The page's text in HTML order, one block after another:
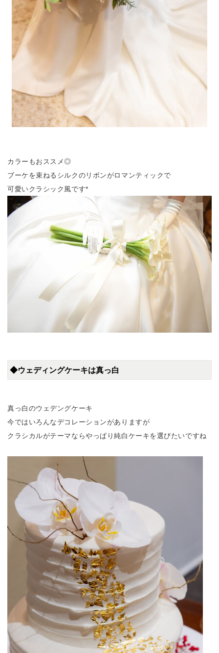
カラーもおススメ◎
ブーケを束ねるシルクのリボンがロマンティックで
可愛いクラシック風です*
◆ウェディングケーキは真っ白
真っ白のウェデングケーキ
今ではいろんなデコレーションがありますが
クラシカルがテーマならやっぱり純白ケーキを選びたいですね